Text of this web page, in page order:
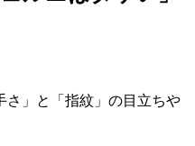
さ」と「指紋」の目立ちや